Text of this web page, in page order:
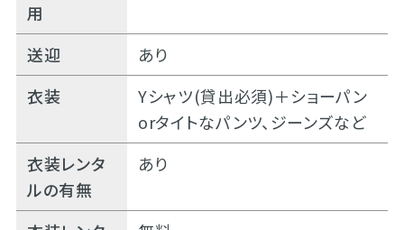
用
送迎
あり
衣装
Yシャツ(貸出必須)＋ショーパン
orタイトなパンツ、ジーンズなど
衣装レンタ
ルの有無
あり